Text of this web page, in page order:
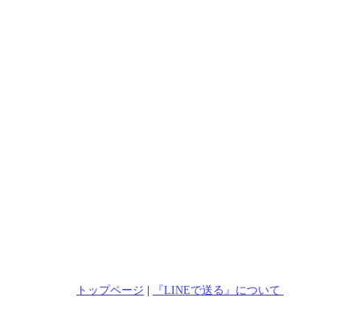
トップページ | 『LINEで送る』について